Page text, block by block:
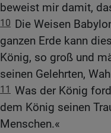
beweist mir damit,
10 Die Weisen
ganzen Erde kann
König, so groß und
seinen Gelehrten,
11 Was der König
dem König seinen
Menschen.«